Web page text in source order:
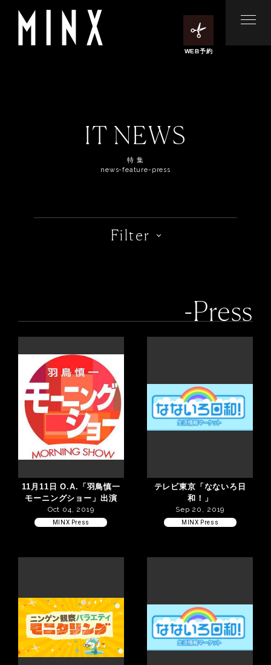
WEB予約
IT NEWS
特 集
news-feature-press
Filter
-Press
11月11日 O.A.「羽鳥慎一
モーニングショー」出演
Oct 04, 2019
MINX Press
テレビ東京「なないろ日
和！」
Sep 20, 2019
MINX Press